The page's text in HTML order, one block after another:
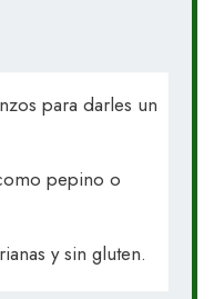
para darles un
pepino o
y sin gluten.